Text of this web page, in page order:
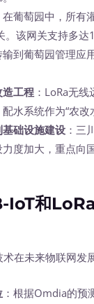
在葡萄园中，所有
。该网关支持多
到葡萄园管理应
工程 ：LoRa无
水系统作为“农改
础设施建设 ：三
度加大，重点向
和LoRa
在未来物联网发
：根据Omdia的预